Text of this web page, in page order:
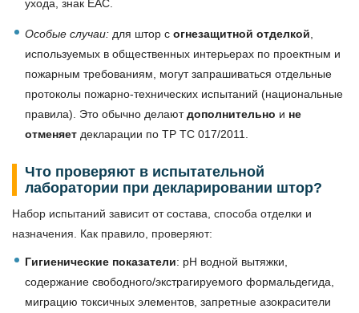
ухода, знак EAC.
Особые случаи: для штор с огнезащитной отделкой
используемых в общественных интерьерах по проектным и
пожарным требованиям, могут запрашиваться отдельные
протоколы пожарно-технических испытаний (национальные
правила). Это обычно делаютдополнительно и не
отменяет декларации по ТР ТС 017/2011.
Что проверяют в испытательной
лаборатории при декларировании штор?
Набор испытаний зависит от состава, способа отделки и
назначения. Как правило, проверяют:
Гигиенические показатели: pH водной вытяжки,
содержание свободного/экстрагируемого формальдегида,
миграцию токсичных элементов, запретные азокрасители